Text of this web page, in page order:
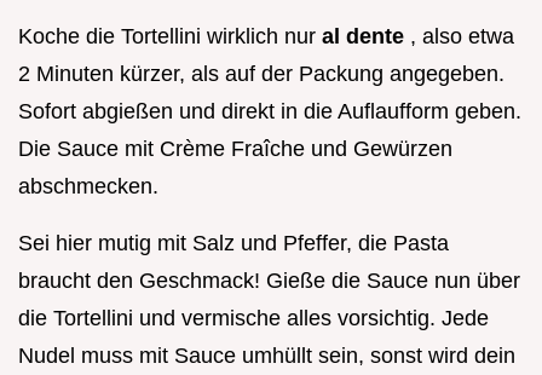
Koche die Tortellini wirklich nur al dente , also etwa
2 Minuten kürzer, als auf der Packung angegeben.
Sofort abgießen und direkt in die Auflaufform geben.
Die Sauce mit Crème Fraîche und Gewürzen
abschmecken.
Sei hier mutig mit Salz und Pfeffer, die Pasta
braucht den Geschmack! Gieße die Sauce nun über
die Tortellini und vermische alles vorsichtig. Jede
Nudel muss mit Sauce umhüllt sein, sonst wird dein